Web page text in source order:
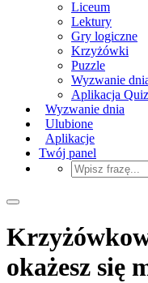
Liceum
Lektury
Gry logiczne
Krzyżówki
Puzzle
Wyzwanie
Aplikacja
Wyzwanie dnia
Ulubione
Aplikacje
Twój panel
okażesz się